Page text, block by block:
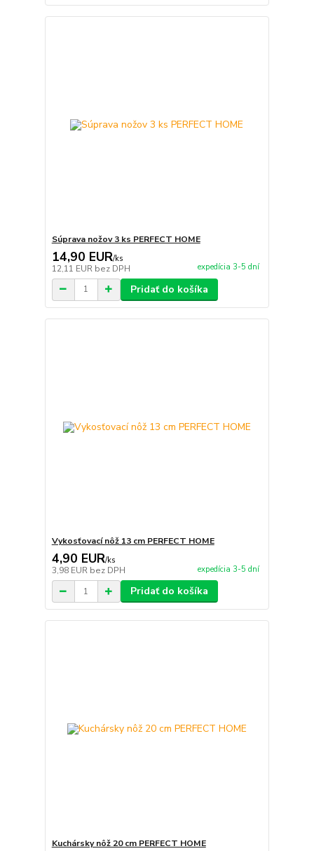
Súprava nožov 3 ks PERFECT HOME
14,90 EUR/ks
12,11 EUR bez DPH expedícia 3-5 dní
Pridať do košíka
Vykosťovací nôž 13 cm PERFECT HOME
4,90 EUR/ks
3,98 EUR bez DPH expedícia 3-5 dní
Pridať do košíka
Kuchársky nôž 20 cm PERFECT HOME